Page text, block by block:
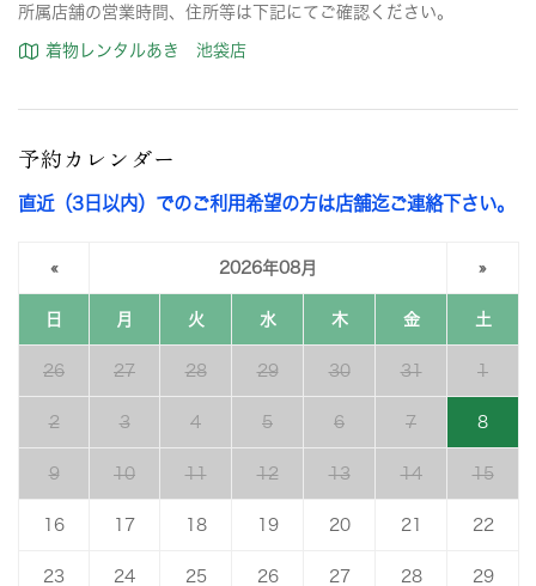
所属店舗の営業時間、住所等は下記にてご確認ください。
着物レンタルあき 池袋店
予約カレンダー
直近（3日以内）でのご利用希望の方は店舗迄ご連絡下さい。
« 2026年08月 »
日 月 火 水 木 金 土
26 27 28 29 30 31 1
2 3 4 5 6 7 8
9 10 11 12 13 14 15
16 17 18 19 20 21 22
23 24 25 26 27 28 29